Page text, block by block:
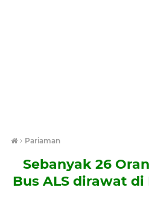
› Pariaman
Sebanyak 26
Bus ALS dirawat di